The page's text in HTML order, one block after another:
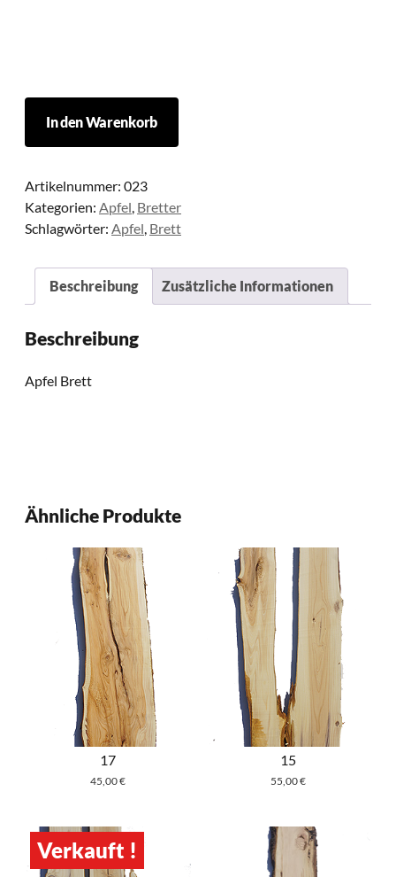
Menge
In den Warenkorb
Artikelnummer: 023
Kategorien: Apfel Bretter
Schlagwörter: Apfel Brett
Beschreibung Zusätzliche Informationen
Beschreibung
Apfel Brett
Ähnliche Produkte
17
45,00€
15
55,00€
Verkauft !